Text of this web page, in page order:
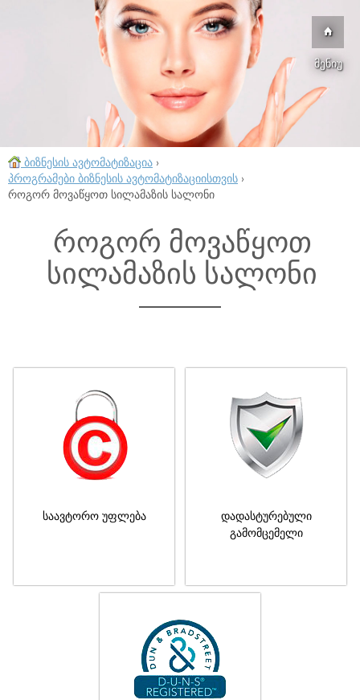
მენიუ
ბიზნესის ავტომატიზაცია ›
პროგრამები ბიზნესის ავტომატიზაციისთვის ›
როგორ მოვაწყოთ სილამაზის სალონი
როგორ მოვაწყოთ
სილამაზის სალონი
საავტორო უფლება
დადასტურებული
გამომცემელი